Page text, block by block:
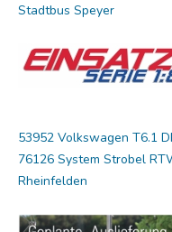
Stadtbus Speyer
53952 Volkswagen T6.1
76126 System Strobel
Rheinfelden